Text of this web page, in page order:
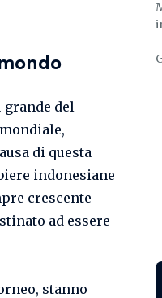
grande del
di questa
indonesiane
crescente
ad essere
stanno